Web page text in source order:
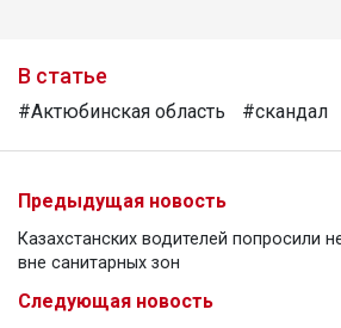
В статье
#Актюбинская область #скандал
Предыдущая новость
Казахстанских водителей попросили
вне санитарных зон
Следующая новость